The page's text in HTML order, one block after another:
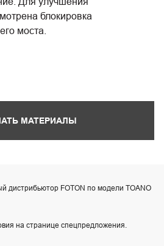
блокировка
моста.
МАТЕРИАЛЫ
FOTON по модели TOANO
на странице спецпредложения.